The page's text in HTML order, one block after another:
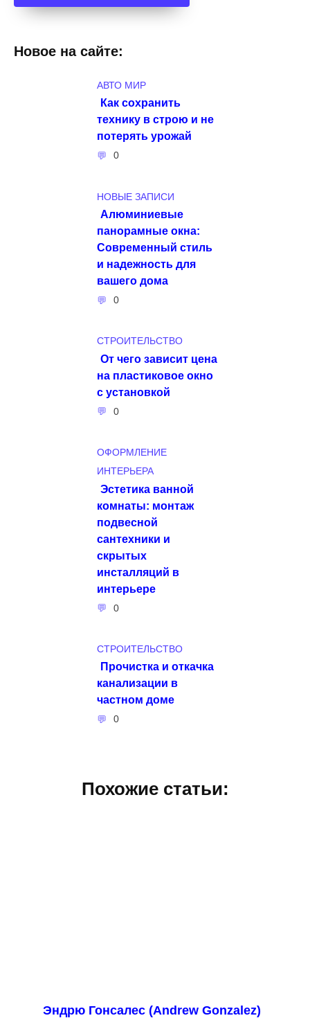
Новое на сайте:
АВТО МИР
Как сохранить
технику в строю и не
потерять урожай
0
НОВЫЕ ЗАПИСИ
Алюминиевые
панорамные окна:
Современный стиль
и надежность для
вашего дома
0
СТРОИТЕЛЬСТВО
От чего зависит цена
на пластиковое окно
с установкой
0
ОФОРМЛЕНИЕ
ИНТЕРЬЕРА
Эстетика ванной
комнаты: монтаж
подвесной
сантехники и
скрытых
инсталляций в
интерьере
0
СТРОИТЕЛЬСТВО
Прочистка и откачка
канализации в
частном доме
0
Похожие статьи:
Эндрю Гонсалес (Andrew Gonzalez)